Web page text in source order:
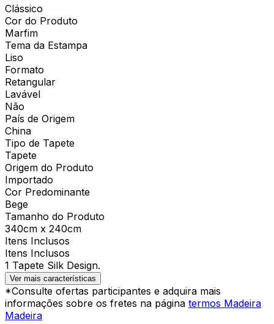
Clássico
Cor do Produto
Marfim
Tema da Estampa
Liso
Formato
Retangular
Lavável
Não
País de Origem
China
Tipo de Tapete
Tapete
Origem do Produto
Importado
Cor Predominante
Bege
Tamanho do Produto
340cm x 240cm
Itens Inclusos
Itens Inclusos
1 Tapete Silk Design.
Ver mais características
*Consulte ofertas participantes e adquira mais
informações sobre os fretes na página termos Madeira
Madeira